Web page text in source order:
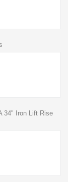
34" Iron Lift Rise